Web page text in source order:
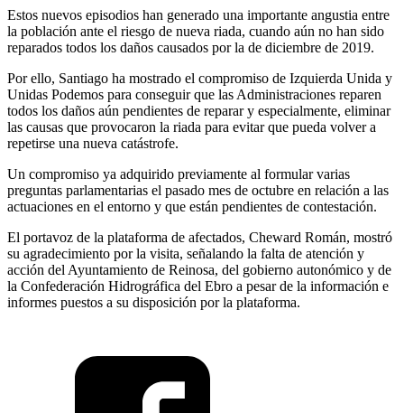
Estos nuevos episodios han generado una importante angustia entre
la población ante el riesgo de nueva riada, cuando aún no han sido
reparados todos los daños causados por la de diciembre de 2019.
Por ello, Santiago ha mostrado el compromiso de Izquierda Unida y
Unidas Podemos para conseguir que las Administraciones reparen
todos los daños aún pendientes de reparar y especialmente, eliminar
las causas que provocaron la riada para evitar que pueda volver a
repetirse una nueva catástrofe.
Un compromiso ya adquirido previamente al formular varias
preguntas parlamentarias el pasado mes de octubre en relación a las
actuaciones en el entorno y que están pendientes de contestación.
El portavoz de la plataforma de afectados, Cheward Román, mostró
su agradecimiento por la visita, señalando la falta de atención y
acción del Ayuntamiento de Reinosa, del gobierno autonómico y de
la Confederación Hidrográfica del Ebro a pesar de la información e
informes puestos a su disposición por la plataforma.